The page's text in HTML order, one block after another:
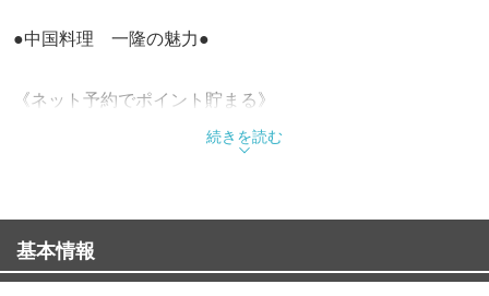
●中国料理 一隆の魅力●
《ネット予約でポイント貯まる》
ネット予約がお得！楽天ポイントが貯まります！
本格中国料理70種類食べ飲み放題 3980円！
《店内情報》
続きを読む
基本情報